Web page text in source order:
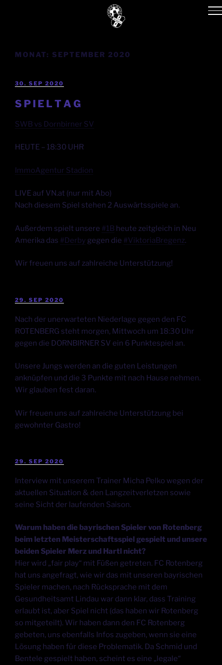
MONAT: SEPTEMBER 2020
30. SEP 2020
S P I E L T A G
SWB vs Dornbirner SV
HEUTE – 18:30 UHR
ImmoAgentur Stadion
LIVE auf VN.at (nur mit Abo)
Nach diesem Spiel stehen 2 Auswärtsspiele an.
Außerdem spielt unsere #1B heute zeitgleich in Neu
Amerika das #Derby gegen die #ViktoriaBregenz.
Wir freuen uns auf zahlreiche Unterstützung!
29. SEP 2020
Nach der unerwarteten Niederlage gegen den FC
ROTENBERG steht morgen, Mittwoch um 18:30 Uhr
gegen die DORNBIRNER SV ein 6 Punktespiel an.
Unsere Jungs werden an die guten Leistungen
anknüpfen und die 3 Punkte mit nach Hause nehmen.
Wir glauben fest daran.
Wir freuen uns auf zahlreiche Unterstützung bei
gewohnter Gastro!
29. SEP 2020
Interview mit unserem Trainer Micha Pelko wegen der
aktuellen Situation & den Langzeitverletzen sowie
seine Sicht der laufenden Saison.
Warum haben die bayrischen Spieler von Rotenberg
beim letzten Meisterschaftsspiel gespielt und unsere
beiden Spieler Merz und Hartl nicht?
Hier wird „fair play“ mit Füßen getreten. FC Rotenberg
hat uns angefragt, wie wir das mit unseren bayrischen
Spieler machen, nach Rücksprache mit dem
Gesundheitsamt Lindau war dann klar, dass Training
erlaubt ist, aber Spiel nicht (das haben wir Rotenberg
so mitgeteilt). Wir haben dann den FC Rotenberg
gebeten, uns ebenfalls Infos zugeben, wenn sie eine
Lösung haben für diese Problematik. Da Schmid und
Bentele gespielt haben, scheint es eine „legale“